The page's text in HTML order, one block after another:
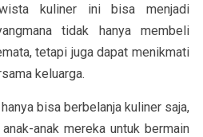
kuliner ini bisa menjadi
tidak hanya membeli
tetapi juga dapat menikmati
keluarga.
bisa berbelanja kuliner saja,
anak mereka untuk bermain